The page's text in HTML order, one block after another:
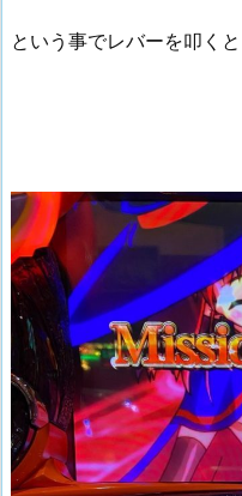
という事でレバーを叩くと